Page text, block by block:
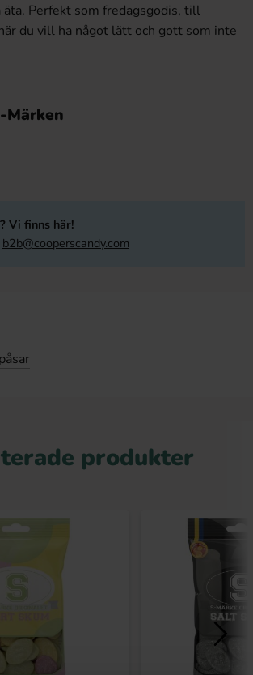
Perfekt som fredagsgodis, till
du vill ha något lätt och gott som inte
Märken
Vi finns här!
b2b@cooperscandy.com
produkter